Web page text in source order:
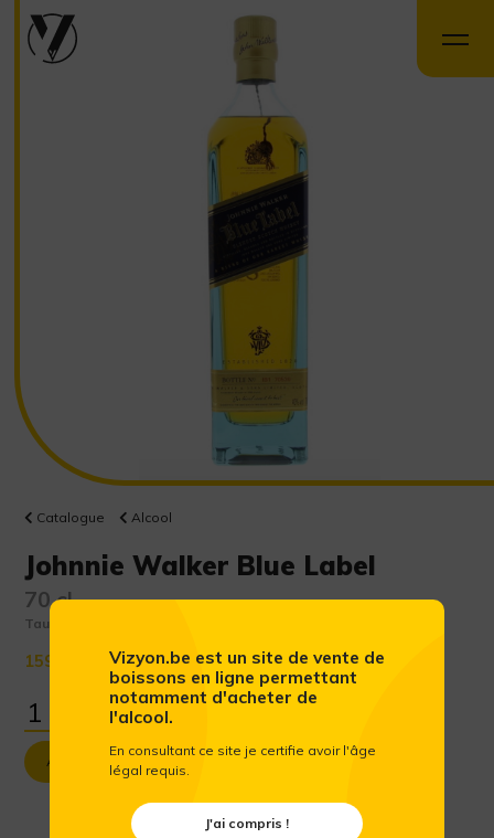
Catalogue Alcool
Johnnie Walker Blue Label
70 cl
Taux d'alcool :
159.07 € (Prix public conseillé htva)
Ajouter au panier
Vizyon.be est un site de vente de
boissons en ligne permettant
notamment d'acheter de
l'alcool.
En consultant ce site je certifie avoir l'âge
légal requis.
J'ai compris !